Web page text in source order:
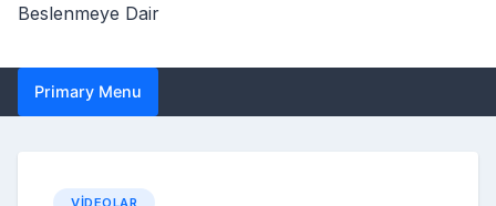
Beslenmeye Dair
Primary Menu
VIDEOLAR